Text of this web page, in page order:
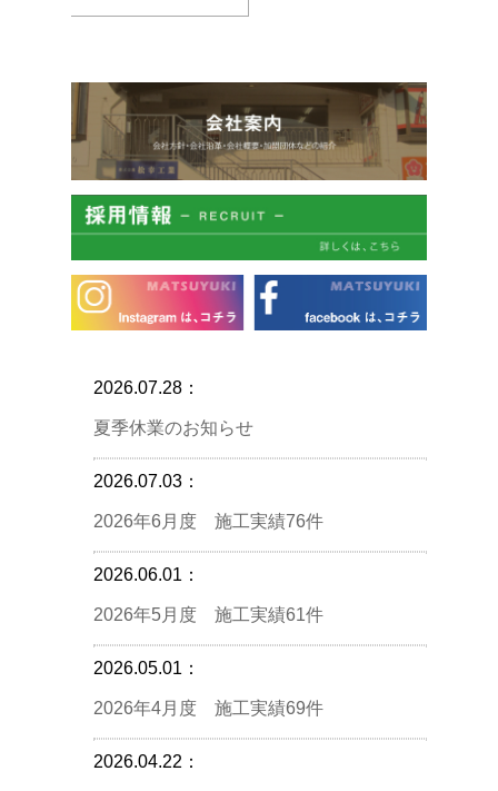
2026.07.28：
夏季休業のお知らせ
2026.07.03：
2026年6月度 施工実績76件
2026.06.01：
2026年5月度 施工実績61件
2026.05.01：
2026年4月度 施工実績69件
2026.04.22：